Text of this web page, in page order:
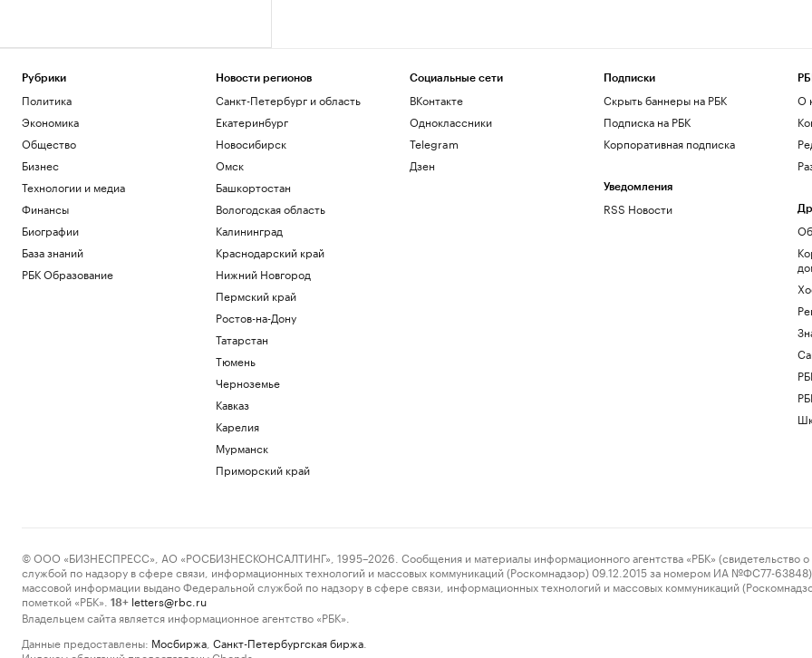
Рубрики
Политика
Экономика
Общество
Бизнес
Технологии и медиа
Финансы
Биографии
База знаний
РБК Образование
Новости регионов
Санкт-Петербург и область
Екатеринбург
Новосибирск
Омск
Башкортостан
Вологодская область
Калининград
Краснодарский край
Нижний Новгород
Пермский край
Ростов-на-Дону
Татарстан
Тюмень
Черноземье
Кавказ
Карелия
Мурманск
Приморский край
Социальные сети
ВКонтакте
Одноклассники
Telegram
Дзен
Подписки
Скрыть баннеры на РБК
Подписка на РБК
Корпоративная подписка
Уведомления
RSS Новости
О
© ООО «БИЗНЕСПРЕСС», АО «РОСБИЗНЕСКОНСАЛТИНГ», 1995–2026. Сообщения и материалы информационного агентства «РБК» (свидетельство о
службой по надзору в сфере связи, информационных технологий и массовых коммуникаций (Роскомнадзор) 09.12.2015 за номером ИА №ФС77-63848)
массовой информации выдано Федеральной службой по надзору в сфере связи, информационных технологий и массовых коммуникаций
пометкой «РБК».
18+ letters@rbc.ru
Владельцем сайта является информационное агентство «РБК».
Данные предоставлены: Мосбиржа Санкт-Петербургская биржа